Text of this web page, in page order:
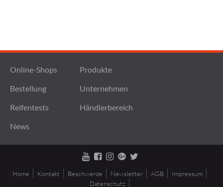
Online-Shops
Produkte
Bestellung
Unternehmen
Reifentests
Händlerbereich
News
Home Kontakt Beschwerde Newsletter AGB
Impressum
Datenschutz